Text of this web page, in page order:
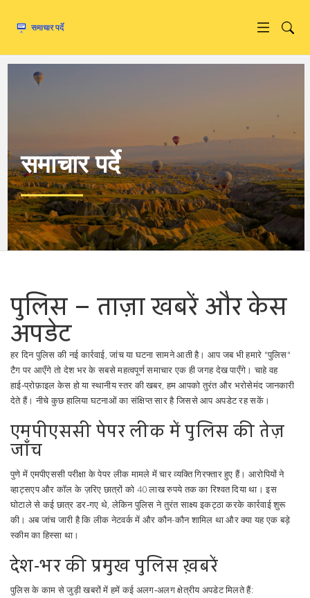
समाचार पर्दे
पुलिस – ताज़ा खबरें और केस
अपडेट
हर दिन पुलिस की नई कार्रवाई, जांच या घटना सामने आती है। आप जब भी हमारे "पुलिस"
टैग पर आएँगे तो देश भर के सबसे महत्वपूर्ण समाचार एक ही जगह देख पाएँगे। चाहे वह
हाई‑प्रोफ़ाइल केस हो या स्थानीय स्तर की खबर, हम आपको तुरंत और भरोसेमंद जानकारी
देते हैं। नीचे कुछ हालिया घटनाओं का संक्षिप्त सार है जिससे आप अपडेट रह सकें।
एमपीएससी पेपर लीक में पुलिस की तेज़
जाँच
पुणे में एमपीएससी परीक्षा के पेपर लीक मामले में चार व्यक्ति गिरफ्तार हुए हैं। आरोपियों ने
व्हाट्सएप और कॉल के ज़रिए छात्रों को 40 लाख रुपये तक का रिश्वत दिया था। इस
घोटाले से कई छात्र डर‑गए थे, लेकिन पुलिस ने तुरंत साक्ष्य इकट्ठा करके कार्रवाई शुरू
की। अब जांच जारी है कि लीक नेटवर्क में और कौन-कौन शामिल था और क्या यह एक बड़े
स्कीम का हिस्सा था।
देश‑भर की प्रमुख पुलिस ख़बरें
पुलिस के काम से जुड़ी खबरों में हमें कई अलग‑अलग क्षेत्रीय अपडेट मिलते हैं: